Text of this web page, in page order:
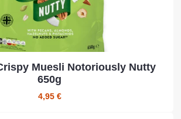
Muesli Notoriously Nutty
650g
4,95 €